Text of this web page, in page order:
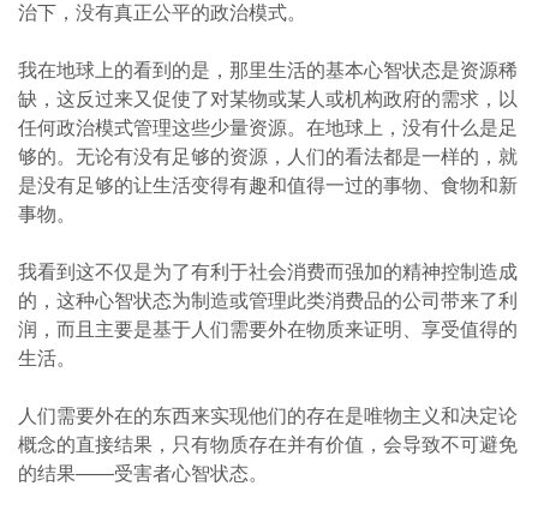
治下，没有真正公平的政治模式。
我在地球上的看到的是，那里生活的基本心智状态是资源稀
缺，这反过来又促使了对某物或某人或机构政府的需求，以
任何政治模式管理这些少量资源。在地球上，没有什么是足
够的。无论有没有足够的资源，人们的看法都是一样的，就
是没有足够的让生活变得有趣和值得一过的事物、食物和新
事物。
我看到这不仅是为了有利于社会消费而强加的精神控制造成
的，这种心智状态为制造或管理此类消费品的公司带来了利
润，而且主要是基于人们需要外在物质来证明、享受值得的
生活。
人们需要外在的东西来实现他们的存在是唯物主义和决定论
概念的直接结果，只有物质存在并有价值，会导致不可避免
的结果——受害者心智状态。